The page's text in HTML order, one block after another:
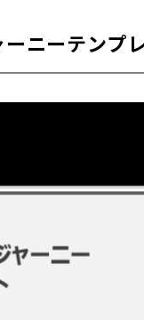
ニーテンプ